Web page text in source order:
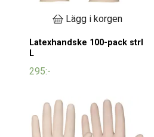
Lägg i korgen
Latexhandske 100-pack strl
L
295:-